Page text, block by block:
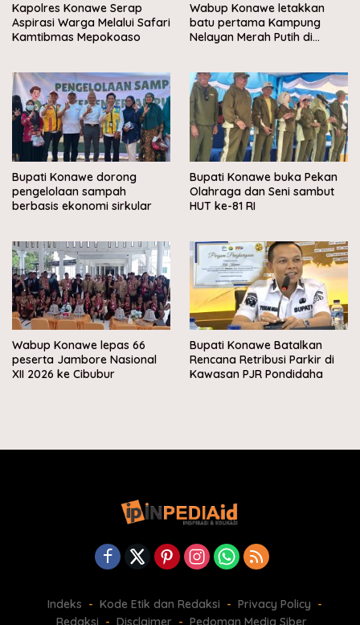
Kapolres Konawe Serap
Aspirasi Warga Melalui Safari
Kamtibmas Mepokoaso
Wabup Konawe letakkan
batu pertama Kampung
Nelayan Merah Putih di
Bupati Konawe dorong
pengelolaan sampah
berbasis ekonomi sirkular
Bupati Konawe buka Pekan
Olahraga dan Seni sambut
HUT ke-81 RI
Wabup Konawe lepas 66
peserta Jambore Nasional
XII 2026 ke Cibubur
Bupati Konawe Batalkan
Rencana Retribusi Parkir di
Kawasan PJR Pondidaha
Indeks Kode Etik dan Redaksi
Privacy Policy
Redaksi
Disclaimer Pedoman Media Siber